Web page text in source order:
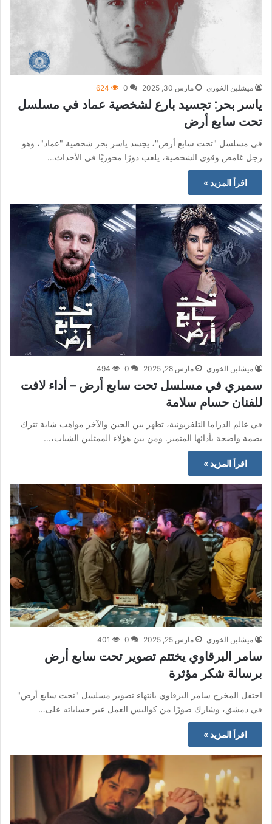
ميشلين الخوري مارس 30, 2025 0
624
ياسر بحر: تجسيد بارع لشخصية عماد في مسلسل
تحت سابع أرض
في مسلسل "تحت سابع أرض"، يجسد ياسر بحر شخصية "عماد"، وهو
رجل غامض وقوي الشخصية، يلعب دورًا محوريًا في الأحداث…
اقرأ المزيد »
ميشلين الخوري مارس 28, 2025 0
494
سميري في مسلسل تحت سابع أرض – أداء لافت
للفنان حسام سلامة
في عالم الدراما التلفزيونية، تظهر بين الحين والآخر مواهب شابة تترك
بصمة واضحة بأدائها المتميز. ومن بين هؤلاء الممثلين الشباب،…
اقرأ المزيد »
ميشلين الخوري مارس 25, 2025 0
401
سامر البرقاوي يختتم تصوير تحت سابع أرض
برسالة شكر مؤثرة
احتفل المخرج سامر البرقاوي بانتهاء تصوير مسلسل "تحت سابع أرض"
في دمشق، وشارك صورًا من كواليس العمل عبر حساباته على…
اقرأ المزيد »